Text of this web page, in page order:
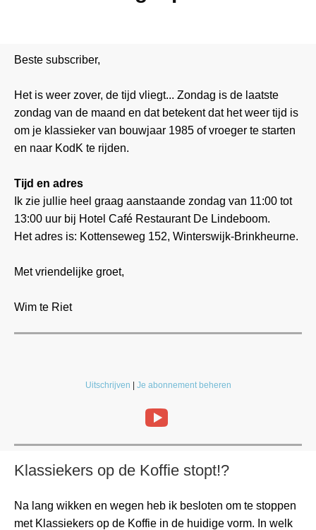
Beste subscriber,
Het is weer zover, de tijd vliegt... Zondag is de laatste
zondag van de maand en dat betekent dat het weer tijd is
om je klassieker van bouwjaar 1985 of vroeger te starten
en naar KodK te rijden.
Tijd en adres
Ik zie jullie heel graag aanstaande zondag van 11:00 tot
13:00 uur bij Hotel Café Restaurant De Lindeboom.
Het adres is: Kottenseweg 152, Winterswijk-Brinkheurne.
Met vriendelijke groet,
Wim te Riet
Uitschrijven Je abonnement beheren
Klassiekers op de Koffie stopt!?
Na lang wikken en wegen heb ik besloten om te stoppen
met Klassiekers op de Koffie in de huidige vorm. In welk